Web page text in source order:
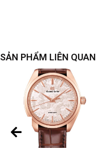
SẢN PHẨM LIÊN QUAN